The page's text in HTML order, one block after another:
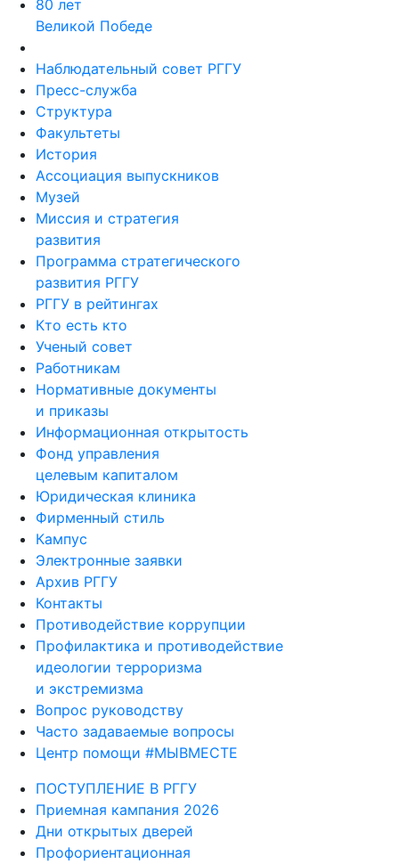
80 лет
Великой Победе
Наблюдательный совет РГГУ
Пресс-служба
Структура
Факультеты
История
Ассоциация выпускников
Музей
Миссия и стратегия
развития
Программа стратегического
развития РГГУ
РГГУ в рейтингах
Кто есть кто
Ученый совет
Работникам
Нормативные документы
и приказы
Информационная открытость
Фонд управления
целевым капиталом
Юридическая клиника
Фирменный стиль
Кампус
Электронные заявки
Архив РГГУ
Контакты
Противодействие коррупции
Профилактика и противодействие
идеологии терроризма
и экстремизма
Вопрос руководству
Часто задаваемые вопросы
Центр помощи #МЫВМЕСТЕ
ПОСТУПЛЕНИЕ В РГГУ
Приемная кампания 2026
Дни открытых дверей
Профориентационная